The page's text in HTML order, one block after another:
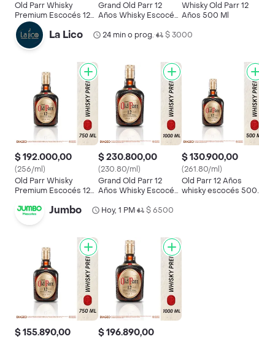
Old Parr Whisky
Premium Escocés 12
Años
Grand Old Parr 12
Años Whisky Escocés
Premium
Whisky Old Parr 12
Años 500 Ml
La Lico 24 min o prog.• $ 3000
$ 192.000,00
(256/ml)
Old Parr Whisky
Premium Escocés 12
$ 230.800,00
(230.80/ml)
Grand Old Parr 12
Años Whisky Escocés
Premium
$ 130.900,00
(261.80/ml)
Old Parr 12 Años
whisky escocés 500
Jumbo Hoy, 1 PM• $ 6500
$ 155.890,00 $ 196.890,00